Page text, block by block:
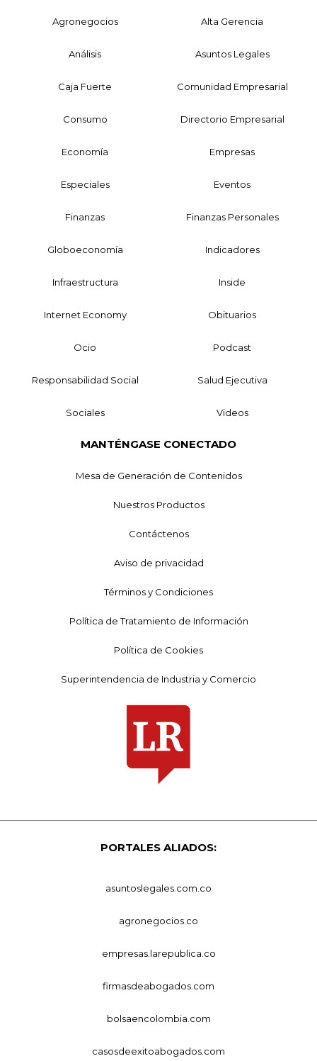
Agronegocios Alta Gerencia
Análisis Asuntos Legales
Caja Fuerte Comunidad Empresarial
Consumo Directorio Empresarial
Economía Empresas
Especiales Eventos
Finanzas Finanzas Personales
Globoeconomía Indicadores
Infraestructura Inside
Internet Economy Obituarios
Ocio Podcast
Responsabilidad Social Salud Ejecutiva
Sociales Videos
MANTÉNGASE CONECTADO
Mesa de Generación de Contenidos
Nuestros Productos
Contáctenos
Aviso de privacidad
Términos y Condiciones
Política de Tratamiento de Información
Política de Cookies
Superintendencia de Industria y Comercio
PORTALES ALIADOS:
asuntoslegales.com.co
agronegocios.co
empresas.larepublica.co
firmasdeabogados.com
bolsaencolombia.com
casosdeexitoabogados.com